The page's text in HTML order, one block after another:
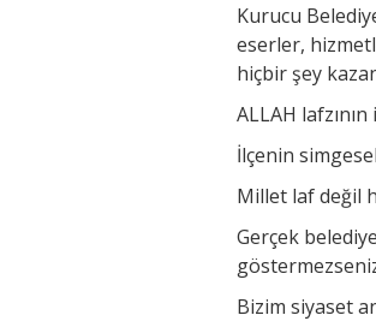
Kurucu
eserler,
hiçbir şey
ALLAH lafzının
İlçenin
Millet laf değil
Gerçek
Bizim siyaset